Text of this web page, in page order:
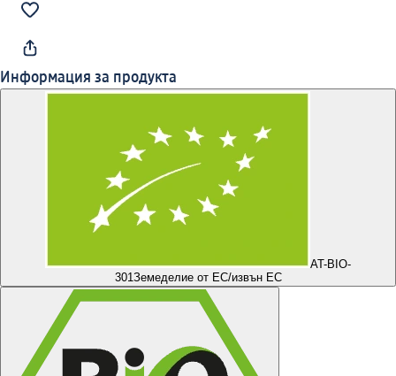
Информация за продукта
AT-BIO-
301Земеделие от ЕС/извън ЕС